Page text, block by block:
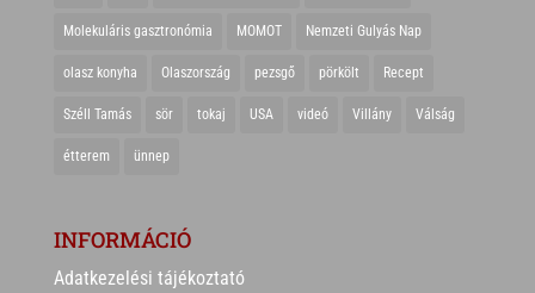
Molekuláris gasztronómia MOMOT Nemzeti Gulyás Nap
olasz konyha Olaszország pezsgő pörkölt Recept
Széll Tamás sör tokaj USA videó Villány Válság
étterem ünnep
INFORMÁCIÓ
Adatkezelési tájékoztató